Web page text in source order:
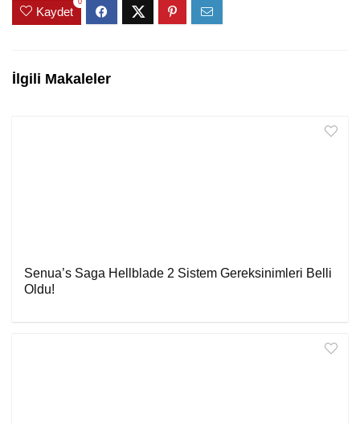
Kaydet
İlgili Makaleler
Senua’s Saga Hellblade 2 Sistem Gereksinimleri Belli
Oldu!